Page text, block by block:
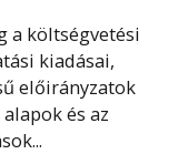
a költségvetési
kiadásai,
előirányzatok
és az